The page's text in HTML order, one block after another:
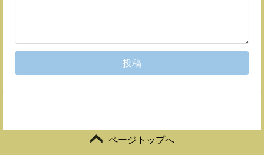
投稿
ページトップへ